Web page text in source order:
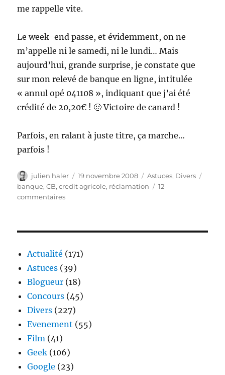
me rappelle vite.
Le week-end passe, et évidemment, on ne
m’appelle ni le samedi, ni le lundi… Mais
aujourd’hui, grande surprise, je constate que
sur mon relevé de banque en ligne, intitulée
« annul opé 041108 », indiquant que j’ai été
crédité de 20,20€ ! 🙂 Victoire de canard !
Parfois, en ralant à juste titre, ça marche…
parfois !
Auteur
julien haler
Publié
le
19 novembre 2008 Catégories
Astuces, Divers
banque,CB,credit agricole, réclamation
12
commentairessur
le
Credit
Agricole
Actualité (171)
Astuces (39)
Blogueur (18)
Concours (45)
Divers (227)
Evenement (55)
Film (41)
Geek (106)
Google (23)